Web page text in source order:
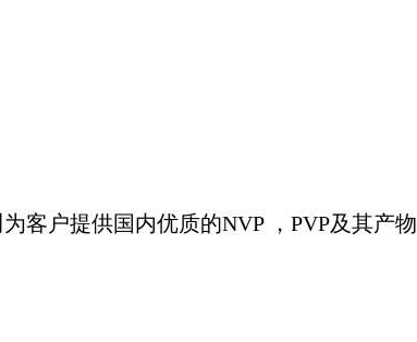
为客户提供国内优质的NVP ，PVP及其产物